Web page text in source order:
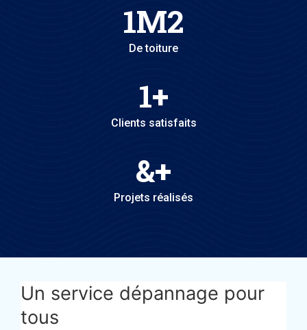
1M2
De toiture
1+
Clients satisfaits
&+
Projets réalisés
Un service dépannage pour
tous